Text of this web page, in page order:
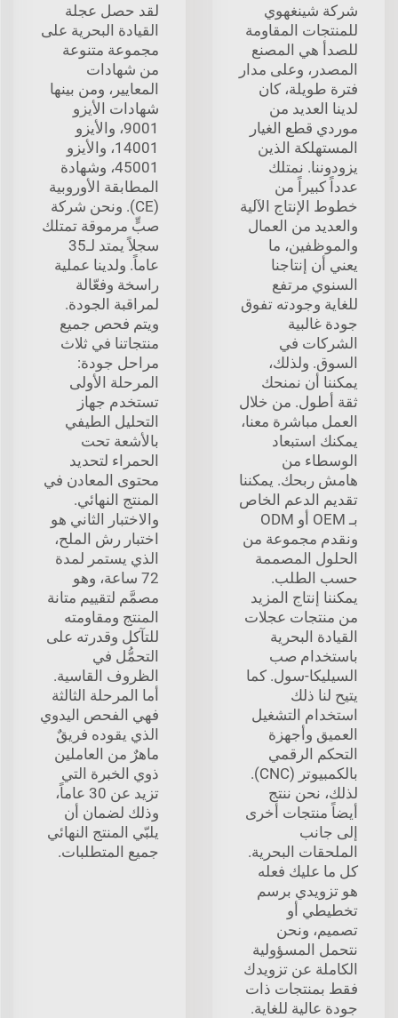
شركة شينغهوي
للمنتجات المقاومة
للصدأ هي المصنع
المصدر، وعلى مدار
فترة طويلة، كان
لدينا العديد من
موردي قطع الغيار
المستهلكة الذين
يزودوننا. نمتلك
عدداً كبيراً من
خطوط الإنتاج الآلية
والعديد من العمال
والموظفين، ما
يعني أن إنتاجنا
السنوي مرتفع
للغاية وجودته تفوق
جودة غالبية
الشركات في
السوق. ولذلك،
يمكننا أن نمنحك
ثقة أطول. من خلال
العمل مباشرة معنا،
يمكنك استبعاد
الوسطاء من
هامش ربحك. يمكننا
تقديم الدعم الخاص
بـ OEM أو ODM
ونقدم مجموعة من
الحلول المصممة
حسب الطلب.
يمكننا إنتاج المزيد
من منتجات عجلات
القيادة البحرية
باستخدام صب
السيليكا-سول. كما
يتيح لنا ذلك
استخدام التشغيل
العميق وأجهزة
التحكم الرقمي
بالكمبيوتر (CNC).
لذلك، نحن ننتج
أيضاً منتجات أخرى
إلى جانب
الملحقات البحرية.
كل ما عليك فعله
هو تزويدي برسم
تخطيطي أو
تصميم، ونحن
نتحمل المسؤولية
الكاملة عن تزويدك
فقط بمنتجات ذات
جودة عالية للغاية.
لقد حصل عجلة
القيادة البحرية على
مجموعة متنوعة
من شهادات
المعايير، ومن بينها
شهادات الأيزو
9001، والأيزو
14001، والأيزو
45001، وشهادة
المطابقة الأوروبية
(CE). ونحن شركة
صبٍّ مرموقة تمتلك
سجلاً يمتد لـ35
عاماً. ولدينا عملية
راسخة وفعّالة
لمراقبة الجودة.
ويتم فحص جميع
منتجاتنا في ثلاث
مراحل جودة:
المرحلة الأولى
تستخدم جهاز
التحليل الطيفي
بالأشعة تحت
الحمراء لتحديد
محتوى المعادن في
المنتج النهائي.
والاختبار الثاني هو
اختبار رش الملح،
الذي يستمر لمدة
72 ساعة، وهو
مصمَّم لتقييم متانة
المنتج ومقاومته
للتآكل وقدرته على
التحمُّل في
الظروف القاسية.
أما المرحلة الثالثة
فهي الفحص اليدوي
الذي يقوده فريقٌ
ماهرٌ من العاملين
ذوي الخبرة التي
تزيد عن 30 عاماً،
وذلك لضمان أن
يلبّي المنتج النهائي
جميع المتطلبات.